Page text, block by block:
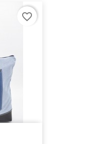
favorite_border